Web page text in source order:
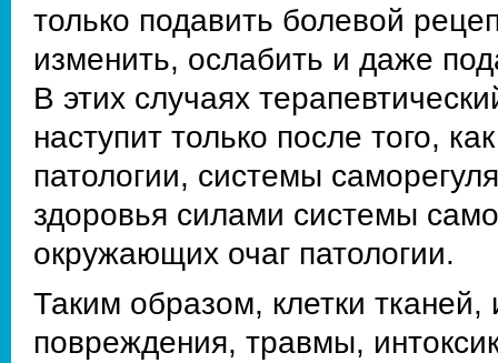
только подавить болевой
изменить, ослабить и даже
В этих случаях
наступит только после того,
патологии, системы
здоровья силами системы
окружающих очаг патологии.
Таким образом, клетки
повреждения, травмы,